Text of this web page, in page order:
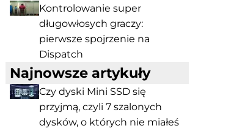
Kontrolowanie super
długowłosych graczy:
pierwsze spojrzenie na
Dispatch
Najnowsze artykuły
Czy dyski Mini SSD się
przyjmą, czyli 7 szalonych
dysków, o których nie miałeś